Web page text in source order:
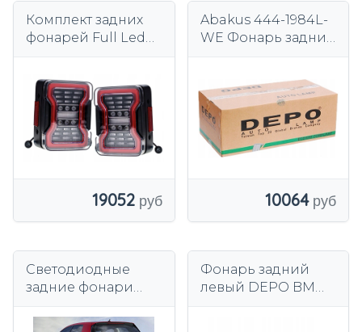
Комплект задних
фонарей Full Led
Wrangler JK 2006-
2018
19052
Abakus 444-1984L-
WE Фонарь задний
10064
Светодиодные
задние фонари
предназначенные
Фонарь задний
левый DEPO BMW